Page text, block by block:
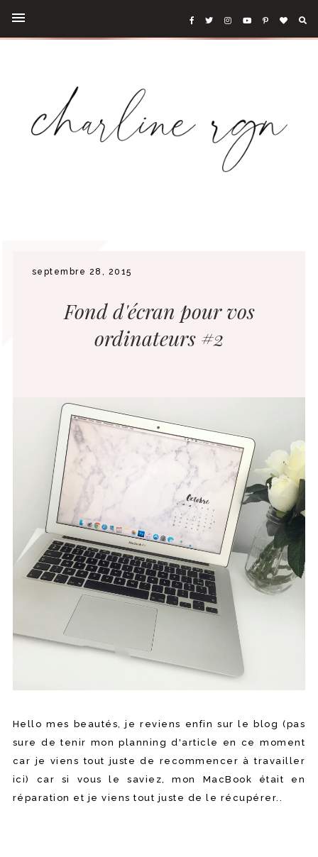
septembre 28, 2015
Fond d'écran pour vos
ordinateurs #2
Hello mes beautés, je reviens enfin sur le blog (pas
sure de tenir mon planning d'article en ce moment
car je viens tout juste de recommencer à travailler
ici) car si vous le saviez, mon MacBook était en
réparation et je viens tout juste de le récupérer..